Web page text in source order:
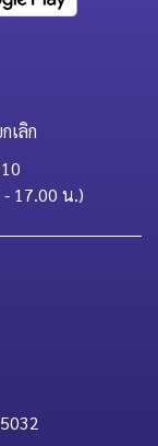
เลิก
17.00 น.)